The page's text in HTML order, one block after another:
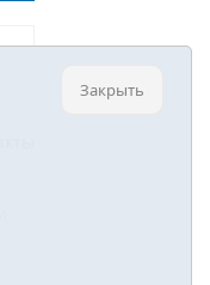
Закрыть